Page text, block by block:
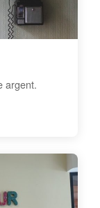
argent.